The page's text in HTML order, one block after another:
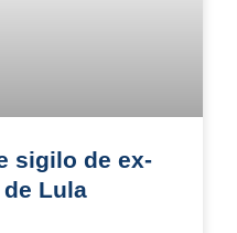
sigilo de ex-
Lula